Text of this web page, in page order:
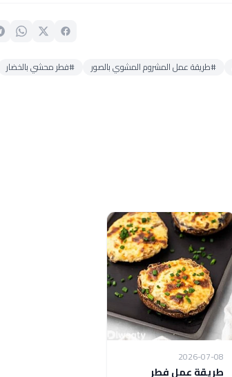
#طريقة عمل المشروم المشوي بالصور
#فطر محشي بالخضار
2026-07-08
طريقة عمل فطر